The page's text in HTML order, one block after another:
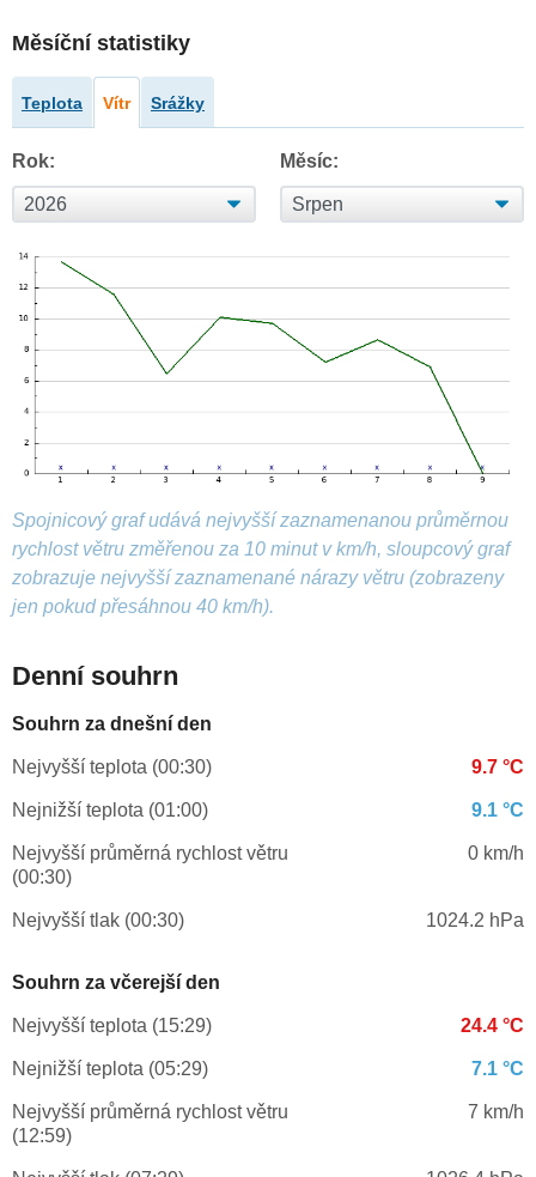
Měsíční statistiky
Teplota Vítr Srážky
Rok: Měsíc:
Spojnicový graf udává nejvyšší zaznamenanou průměrnou
rychlost větru změřenou za 10 minut v km/h, sloupcový graf
zobrazuje nejvyšší zaznamenané nárazy větru (zobrazeny
jen pokud přesáhnou 40 km/h).
Denní souhrn
Souhrn za dnešní den
Nejvyšší teplota (00:30) 9.7 °C
Nejnižší teplota (01:00) 9.1 °C
Nejvyšší průměrná rychlost větru
(00:30)
0 km/h
Nejvyšší tlak (00:30) 1024.2 hPa
Souhrn za včerejší den
Nejvyšší teplota (15:29) 24.4 °C
Nejnižší teplota (05:29) 7.1 °C
Nejvyšší průměrná rychlost větru
(12:59)
7 km/h